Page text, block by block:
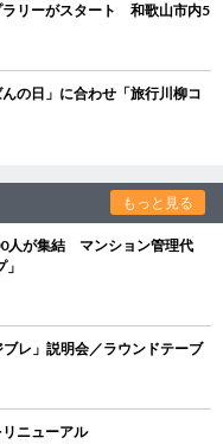
ラリーがスタート 和歌山市内5
の日」に合わせ「旅行川柳コ
もっと見る
人が集結 マンション管理代
レ」説明会／ラウンドテーブ
ニューアル